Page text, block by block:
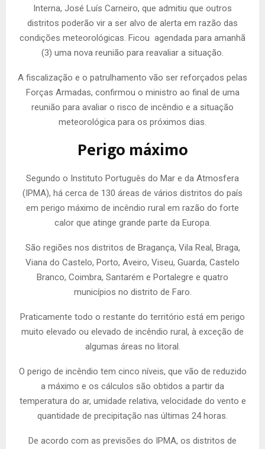
Interna, José Luís Carneiro, que admitiu que outros
distritos poderão vir a ser alvo de alerta em razão das
condições meteorológicas. Ficou agendada para amanhã
(3) uma nova reunião para reavaliar a situação.
A fiscalização e o patrulhamento vão ser reforçados pelas
Forças Armadas, confirmou o ministro ao final de uma
reunião para avaliar o risco de incêndio e a situação
meteorológica para os próximos dias.
Perigo máximo
Segundo o Instituto Português do Mar e da Atmosfera
(IPMA), há cerca de 130 áreas de vários distritos do país
em perigo máximo de incêndio rural em razão do forte
calor que atinge grande parte da Europa.
São regiões nos distritos de Bragança, Vila Real, Braga,
Viana do Castelo, Porto, Aveiro, Viseu, Guarda, Castelo
Branco, Coimbra, Santarém e Portalegre e quatro
municípios no distrito de Faro.
Praticamente todo o restante do território está em perigo
muito elevado ou elevado de incêndio rural, à exceção de
algumas áreas no litoral.
O perigo de incêndio tem cinco níveis, que vão de reduzido
a máximo e os cálculos são obtidos a partir da
temperatura do ar, umidade relativa, velocidade do vento e
quantidade de precipitação nas últimas 24 horas.
De acordo com as previsões do IPMA, os distritos de